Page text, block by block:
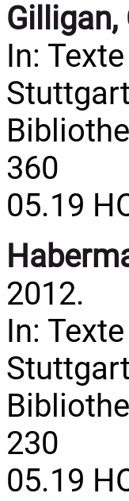
Gilligan,
In:
360
05.19
2012.
In:
230
05.19